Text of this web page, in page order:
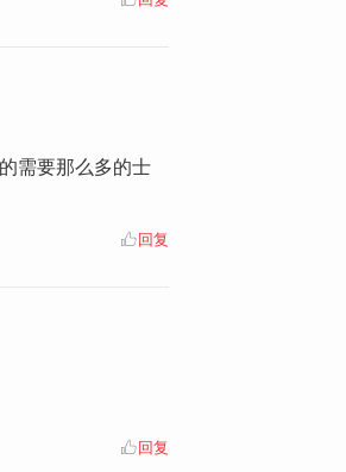
需要那么多的士
回复
回复